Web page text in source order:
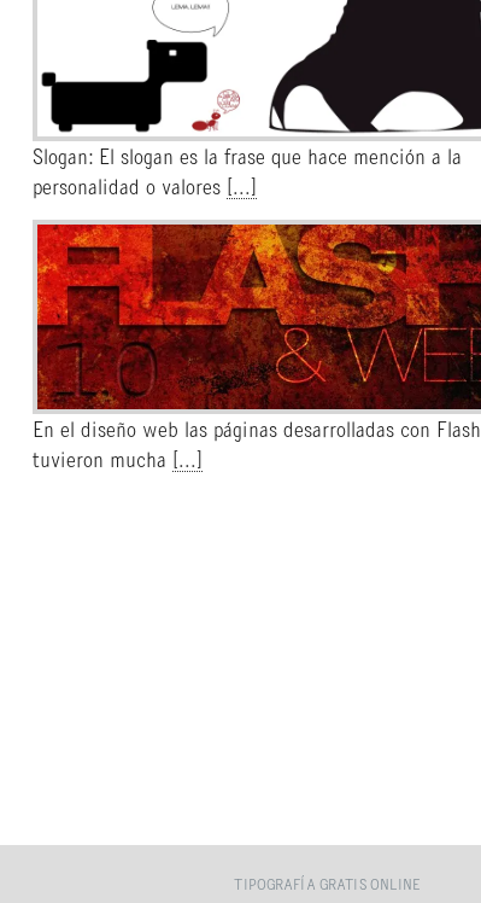
Slogan: El slogan es la frase que hace mención a la
personalidad o valores
[...]
En el diseño web las páginas desarrolladas con Flash
tuvieron mucha
[...]
TIPOGRAFÍA GRATIS ONLINE